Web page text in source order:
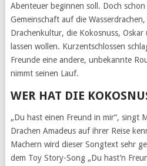
Abenteuer beginnen soll. Doch
Gemeinschaft auf die
Drachenkultur, die Kokosnuss, Oskar
lassen wollen. Kurzentschlossen
Freunde eine andere, unbekannte
nimmt seinen Lauf.
WER HAT DIE
„Du hast einen Freund in mir“, singt
Drachen Amadeus auf ihrer Reise
Machern wird dieser Songtext sehr
dem Toy Story-Song „Du hast’n